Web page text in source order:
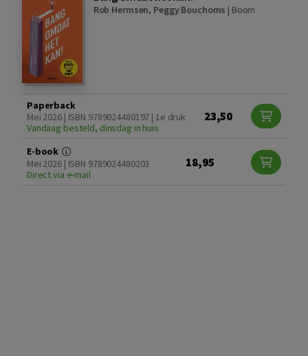
Rob Hermsen, Peggy Bouchoms | Boom
Paperback
Mei 2026 | ISBN 9789024480197 | 1e druk
Vandaag besteld, dinsdag in huis
23,50
E-book
Mei 2026 | ISBN 9789024480203
Direct via e-mail
18,95